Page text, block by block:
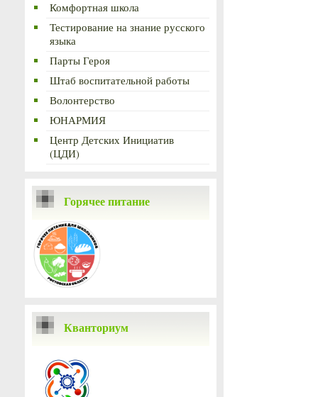
Комфортная школа
Тестирование на знание русского
языка
Парты Героя
Штаб воспитательной работы
Волонтерство
ЮНАРМИЯ
Центр Детских Инициатив
(ЦДИ)
Горячее питание
Кванториум